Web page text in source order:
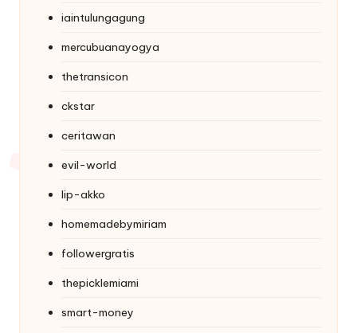
iaintulungagung
mercubuanayogya
thetransicon
ckstar
ceritawan
evil-world
lip-akko
homemadebymiriam
followergratis
thepicklemiami
smart-money